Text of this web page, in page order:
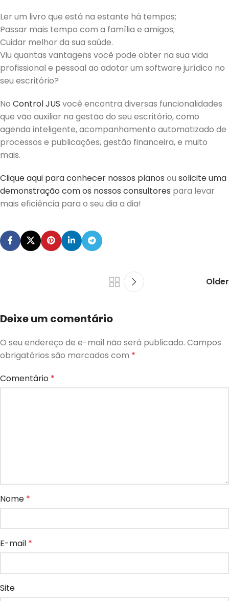
Ler um livro que está na estante há tempos;
Passar mais tempo com a família e amigos;
Cuidar melhor da sua saúde.
Viu quantas vantagens você pode obter na sua vida
profissional e pessoal ao adotar um software jurídico no
seu escritório?
No Control JUS você encontra diversas funcionalidades
que vão auxiliar na gestão do seu escritório, como
agenda inteligente, acompanhamento automatizado de
processos e publicações, gestão financeira, e muito
mais.
Clique aqui para conhecer nossos planos ou solicite uma
demonstração com os nossos consultores para levar
mais eficiência para o seu dia a dia!
Older
Deixe um comentário
O seu endereço de e-mail não será publicado. Campos
obrigatórios são marcados com *
Comentário *
Nome *
E-mail *
Site